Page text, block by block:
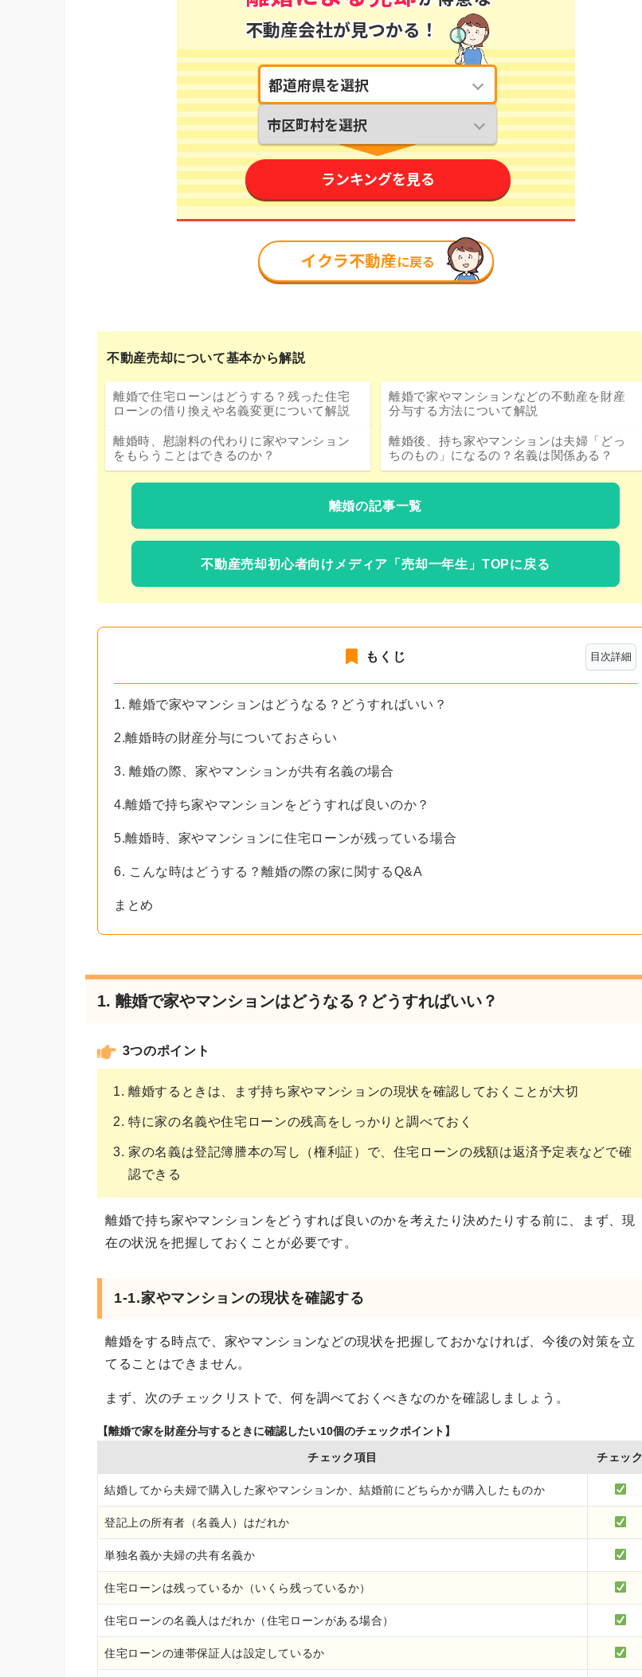
不動産売却について基本から解説
離婚で住宅ローンはどうする？残った住宅
ローンの借り換えや名義変更について解説
離婚で家やマンションなどの不動産を財産
分与する方法について解説
離婚時、慰謝料の代わりに家やマンション
をもらうことはできるのか？
離婚後、持ち家やマンションは夫婦「どっ
ちのもの」になるの？名義は関係ある？
離婚の記事一覧
不動産売却初心者向けメディア 「売却一年生」TOPに戻る
目次詳細
もくじ
1. 離婚で家やマンションはどうなる？どうすればいい？
2.離婚時の財産分与についておさらい
3. 離婚の際、家やマンションが共有名義の場合
4.離婚で持ち家やマンションをどうすれば良いのか？
5.離婚時、家やマンションに住宅ローンが残っている場合
6. こんな時はどうする？離婚の際の家に関するQ&A
まとめ
1. 離婚で家やマンションはどうなる？どうすればいい？
3つのポイント
離婚するときは、まず持ち家やマンションの現状を確認しておくことが大切
特に家の名義や住宅ローンの残高をしっかりと調べておく
家の名義は登記簿謄本の写し（権利証）で、住宅ローンの残額は返済予定表などで確
認できる
離婚で持ち家やマンションをどうすれば良いのかを考えたり決めたりする前に、まず、現
在の状況を把握しておくことが必要です。
1-1.家やマンションの現状を確認する
離婚をする時点で、家やマンションなどの現状を把握しておかなければ、今後の対策を立
てることはできません。
まず、次のチェックリストで、何を調べておくべきなのかを確認しましょう。
【離婚で家を財産分与するときに確認したい10個のチェックポイント】
チェック項目 チェック
結婚してから夫婦で購入した家やマンションか、結婚前にどちらかが購入したものか
登記上の所有者（名義人）はだれか
単独名義か夫婦の共有名義か
住宅ローンは残っているか（いくら残っているか）
住宅ローンの名義人はだれか（住宅ローンがある場合）
住宅ローンの連帯保証人は設定しているか